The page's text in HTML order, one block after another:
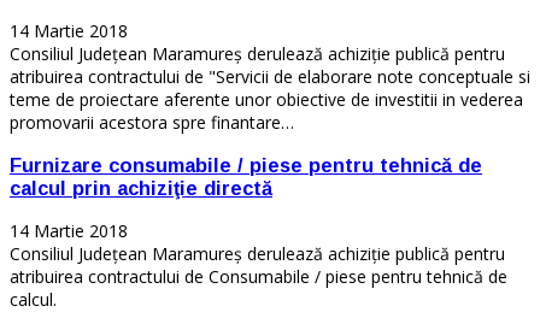
14 Martie 2018
Consiliul Județean Maramureș derulează achiziție publică pentru
atribuirea contractului de "Servicii de elaborare note conceptuale si
teme de proiectare aferente unor obiective de investitii in vederea
promovarii acestora spre finantare…
Furnizare consumabile / piese pentru tehnică de
calcul prin achiziţie directă
14 Martie 2018
Consiliul Județean Maramureș derulează achiziție publică pentru
atribuirea contractului de Consumabile / piese pentru tehnică de
calcul.